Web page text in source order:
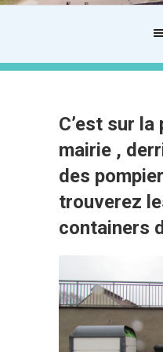
C’est sur la
mairie ,
des
trouverez
containers